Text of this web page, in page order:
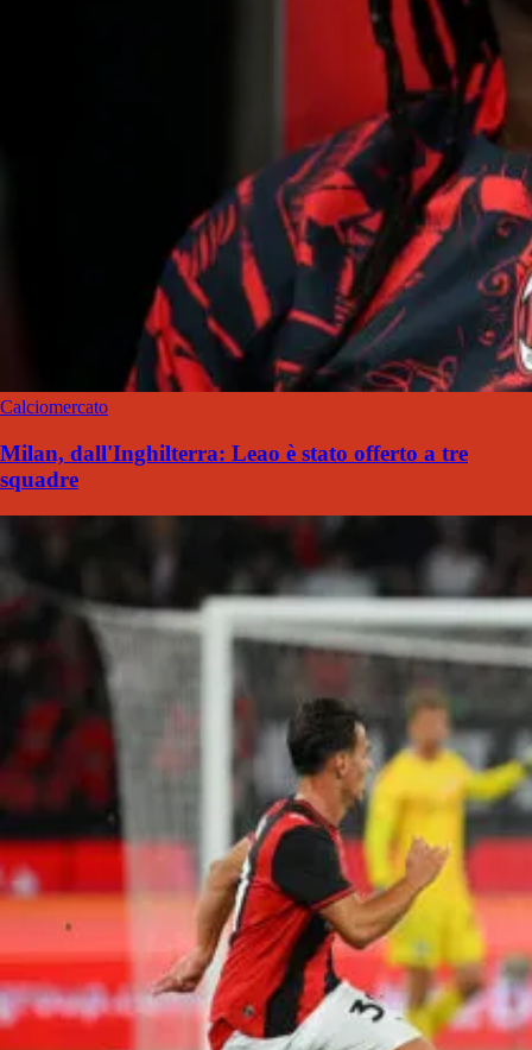
Calciomercato
Milan, dall'Inghilterra: Leao è stato offerto a tre
squadre